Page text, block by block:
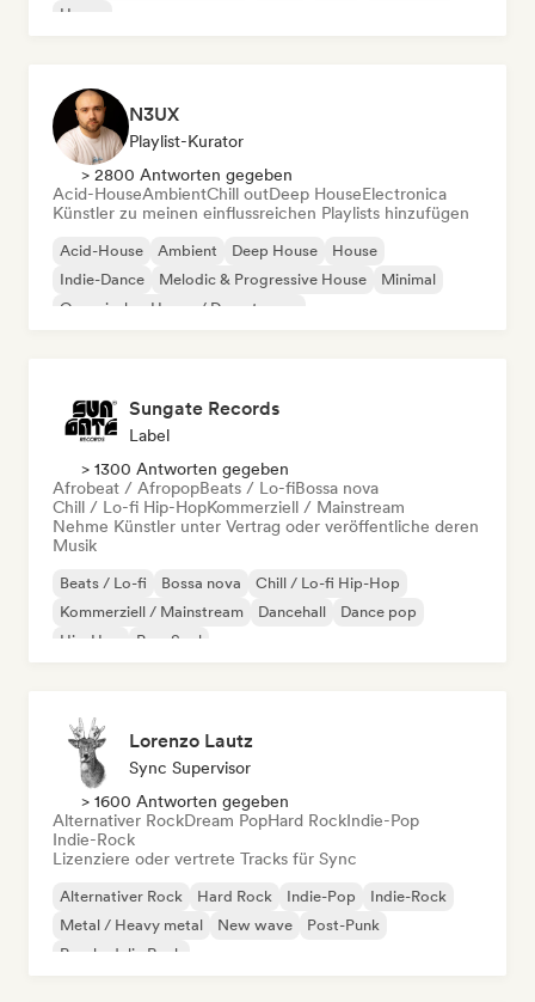
House
N3UX
Playlist-Kurator
> 2800 Antworten gegeben
Acid-HouseAmbientChill outDeep HouseElectronica
Künstler zu meinen einflussreichen Playlists hinzufügen
Acid-House Ambient Deep House
House
Indie-Dance
Melodic & Progressive House
Minimal
Organischer House / Downtempo
Sungate Records
Label
> 1300 Antworten gegeben
Afrobeat / AfropopBeats / Lo-fiBossa nova
Chill / Lo-fi Hip-HopKommerziell / Mainstream
Nehme Künstler unter Vertrag oder veröffentliche deren
Musik
Beats / Lo-fi Bossa nova
Chill / Lo-fi Hip-Hop
Kommerziell / Mainstream
Dancehall
Dance pop
Hip-Hop
Pop-Soul
Lorenzo Lautz
Sync Supervisor
> 1600 Antworten gegeben
Alternativer RockDream PopHard RockIndie-Pop
Indie-Rock
Lizenziere oder vertrete Tracks für Sync
Alternativer Rock Hard Rock Indie-Pop
Indie-Rock
Metal / Heavy metal
New wave
Post-Punk
Psychedelic Rock